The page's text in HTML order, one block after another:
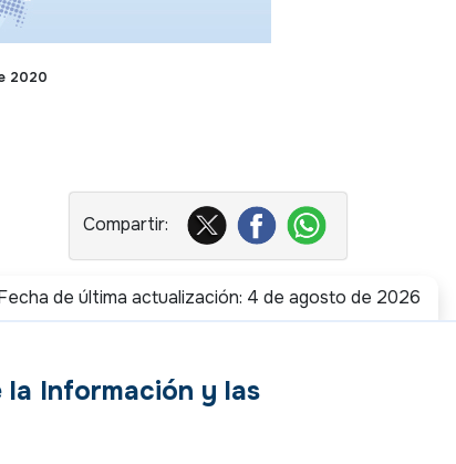
2020
de última actualización: 4 de agosto de 2026
Información y las